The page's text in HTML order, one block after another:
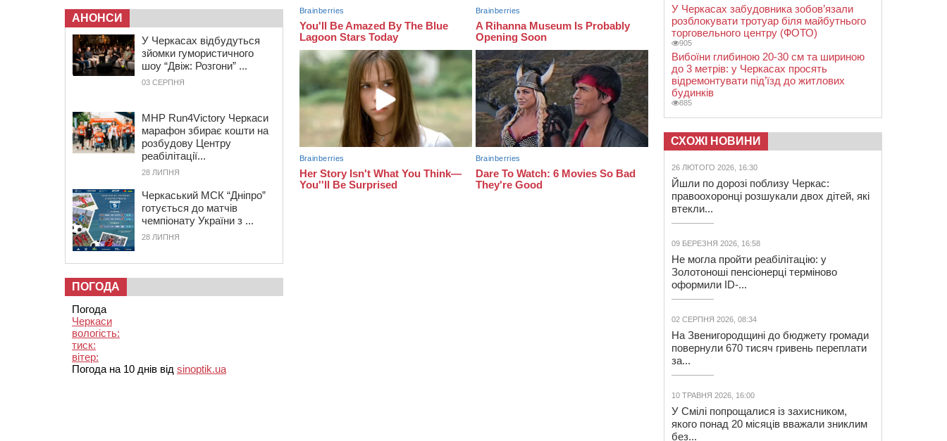
АНОНСИ
У Черкасах відбудуться
зйомки гумористичного
шоу “Двіж: Розгони” ...
03 СЕРПНЯ
MHP Run4Victory Черкаси
марафон збирає кошти на
розбудову Центру
реабілітації...
28 ЛИПНЯ
Черкаський МСК “Дніпро”
готується до матчів
чемпіонату України з ...
28 ЛИПНЯ
ПОГОДА
Погода
Черкаси
вологість:
тиск:
вітер:
Погода на 10 днів від sinoptik.ua
У Черкасах забудовника зобов’язали
розблокувати тротуар біля майбутнього
торговельного центру (ФОТО)
905
Вибоїни глибиною 20-30 см та шириною
до 3 метрів: у Черкасах просять
відремонтувати під’їзд до житлових
будинків
885
СХОЖІ НОВИНИ
26 ЛЮТОГО 2026, 16:30
Йшли по дорозі поблизу Черкас:
правоохоронці розшукали двох дітей, які
втекли...
09 БЕРЕЗНЯ 2026, 16:58
Не могла пройти реабілітацію: у
Золотоноші пенсіонерці терміново
оформили ID-...
02 СЕРПНЯ 2026, 08:34
На Звенигородщині до бюджету громади
повернули 670 тисяч гривень переплати
за...
10 ТРАВНЯ 2026, 16:00
У Смілі попрощалися із захисником,
якого понад 20 місяців вважали зниклим
без...